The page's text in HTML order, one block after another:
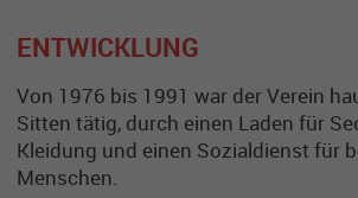
ENTWICKLUNG
Von 1976 bis 1991 war der Verein
Sitten tätig, durch einen Laden für
Kleidung und einen Sozialdienst für
Menschen.